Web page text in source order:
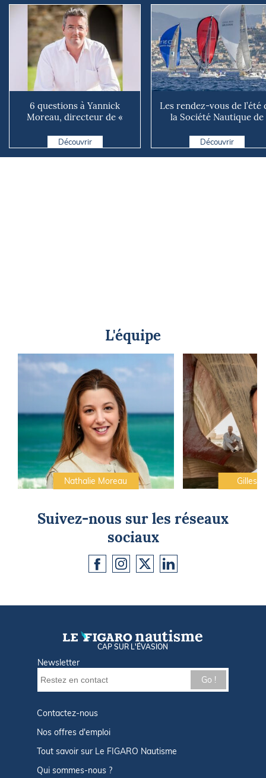
6 questions à Yannick
Moreau, directeur de «
Finistère »
Découvrir
Les rendez-vous de l’été
la Société Nautique de
Découvrir
L'équipe
Nathalie Moreau Gilles
Suivez-nous sur les réseaux
sociaux
CAP SUR L'ÉVASION
Newsletter
Go !
Contactez-nous
Nos offres d'emploi
Tout savoir sur Le FIGARO Nautisme
Qui sommes-nous ?